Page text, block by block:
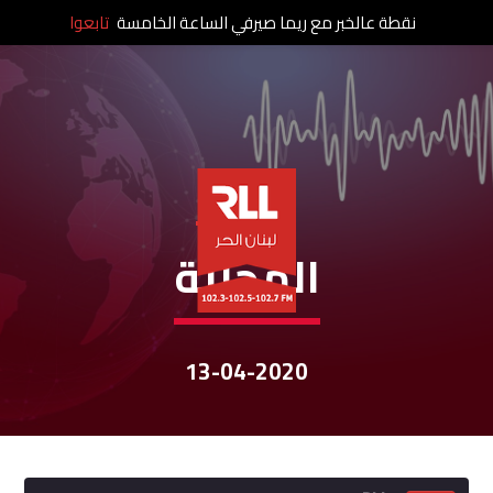
نشرات الأخبار
المحليّة
13-04-2020
نقطة عالخبر مع ريما صيرفي الساعة الخامسة تابعوا